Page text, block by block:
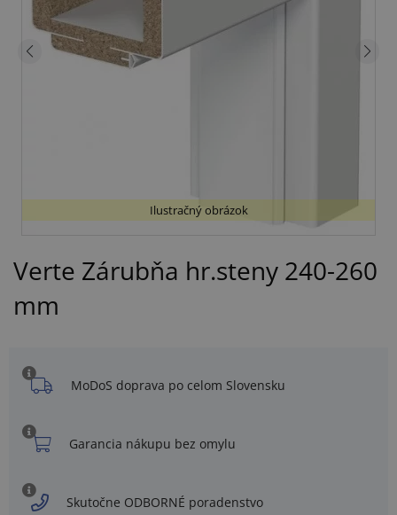
Ilustračný obrázok
Verte Zárubňa hr.steny 240-260
mm
MoDoS doprava po celom Slovensku
Garancia nákupu bez omylu
Skutočne ODBORNÉ poradenstvo